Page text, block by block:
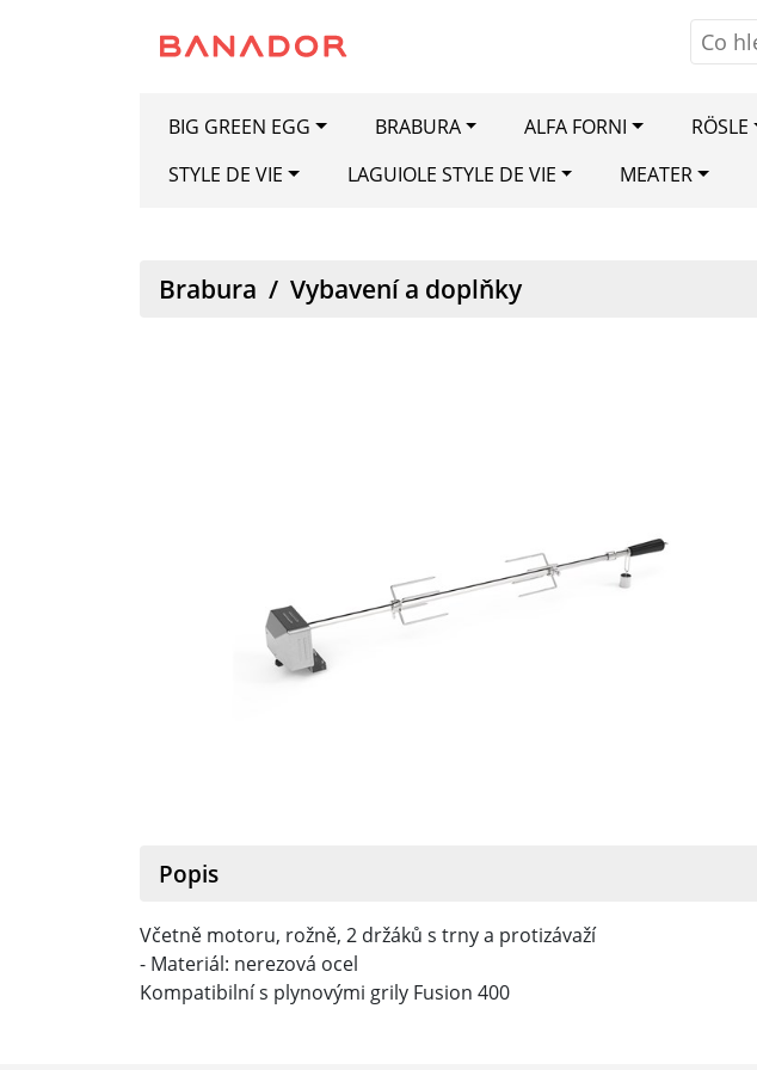
BIG GREEN EGG BRABURA ALFA FORNI RÖSLE
STYLE DE VIE
LAGUIOLE STYLE DE VIE MEATER
Brabura / Vybavení a doplňky
Popis
Včetně motoru, rožně, 2 držáků s trny a protizávaží
- Materiál: nerezová ocel
Kompatibilní s plynovými grily Fusion 400